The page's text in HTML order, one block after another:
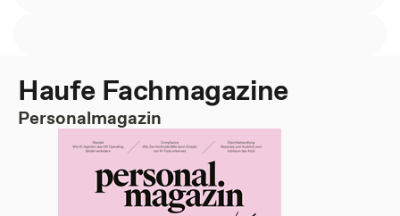
Haufe Fachmagazine
Personalmagazin